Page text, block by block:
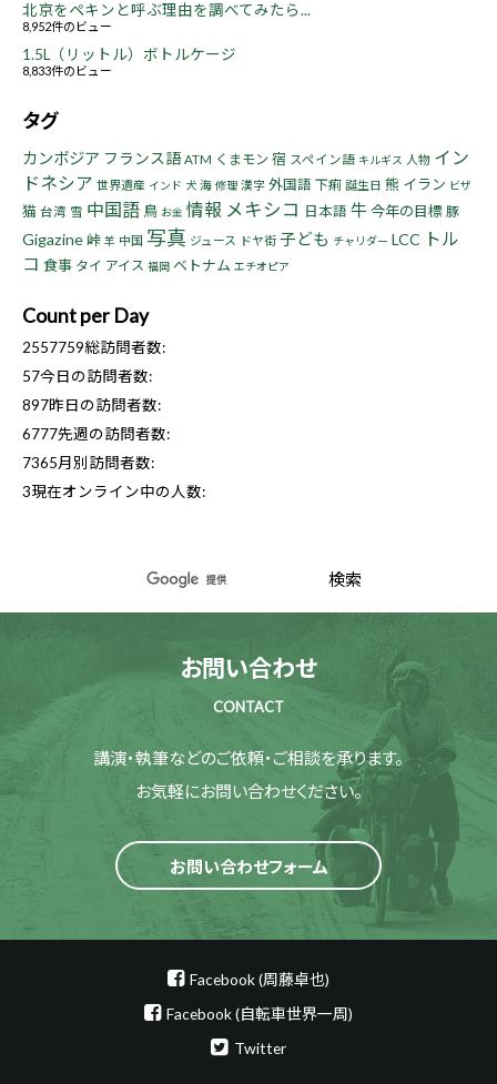
北京をペキンと呼ぶ理由を調べてみたら...
8,952件のビュー
1.5L（リットル）ボトルケージ
8,833件のビュー
タグ
カンボジア フランス語 ATM くまモン 宿 スペイン語 キルギス 人物 イン
ドネシア 世界遺産 インド 犬 海 修理 漢字 外国語 下痢 誕生日 熊 イラン ビザ
猫 台湾 雪 中国語 鳥 お金 情報 メキシコ 日本語 牛今年の目標 豚
Gigazine峠 羊 中国 写真 ジュース ドヤ街 子ども チャリダー LCC トル
コ 食事 タイ アイス 福岡 ベトナム エチオピア
Count per Day
2557759総訪問者数:
57今日の訪問者数:
897昨日の訪問者数:
6777先週の訪問者数:
7365月別訪問者数:
3現在オンライン中の人数:
お問い合わせ
CONTACT
講演・執筆などのご依頼・ご相談を承ります。
お気軽にお問い合わせください。
お問い合わせフォーム
Facebook (周藤卓也)
Facebook (自転車世界一周)
Twitter